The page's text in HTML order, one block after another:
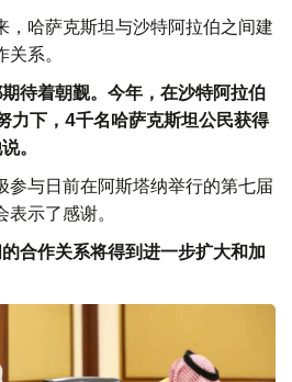
，哈萨克斯坦与沙特阿拉伯之间建
系。
待着朝觐。今年，在沙特阿拉伯
力下，4千名哈萨克斯坦公民获得
。
参与日前在阿斯塔纳举行的第七届
示了感谢。
合作关系将得到进一步扩大和加